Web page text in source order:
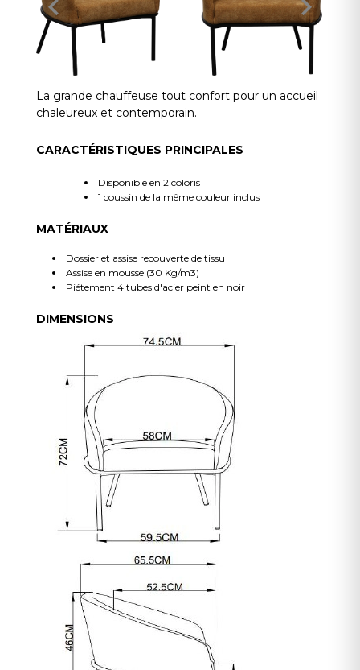
La grande chauffeuse tout confort pour un accueil
chaleureux et contemporain.
CARACTÉRISTIQUES PRINCIPALES
Disponible en 2 coloris
1 coussin de la même couleur inclus
MATÉRIAUX
Dossier et assise recouverte de tissu
Assise en mousse (30 Kg/m3)
Piétement 4 tubes d'acier peint en noir
DIMENSIONS